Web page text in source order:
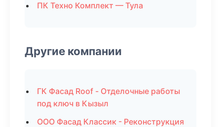
ПК Техно Комплект — Тула
Другие компании
ГК Фасад Roof - Отделочные работы
под ключ в Кызыл
ООО Фасад Классик - Реконструкция